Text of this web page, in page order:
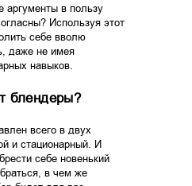
аргументы в пользу
Используя этот
себе вволю
даже не имея
навыков.
блендеры?
всего в двух
и стационарный. И
себе новенький
в чем же